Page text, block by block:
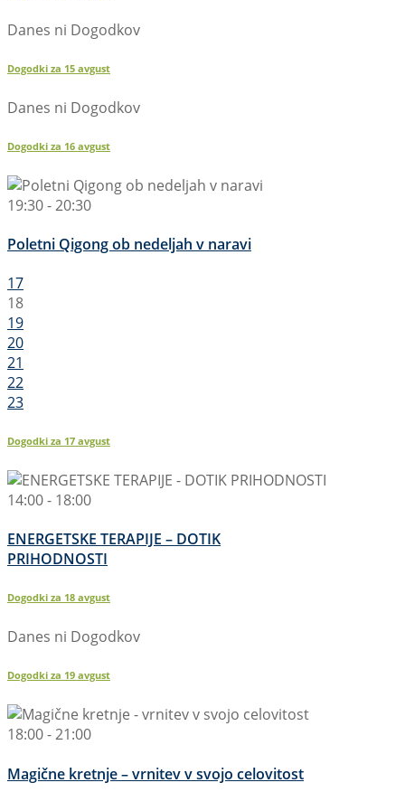
Danes ni Dogodkov
Dogodki za 15 avgust
Danes ni Dogodkov
Dogodki za 16 avgust
19:30 - 20:30
Poletni Qigong ob nedeljah v naravi
17
18
19
20
21
22
23
Dogodki za 17 avgust
14:00 - 18:00
ENERGETSKE TERAPIJE – DOTIK
PRIHODNOSTI
Dogodki za 18 avgust
Danes ni Dogodkov
Dogodki za 19 avgust
18:00 - 21:00
Magične kretnje – vrnitev v svojo celovitost